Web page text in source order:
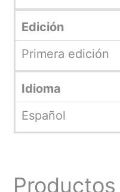
Edición
Primera edición
Idioma
Español